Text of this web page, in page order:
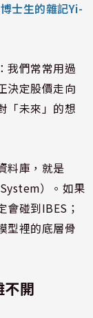
士生的雜記Yi-
我們常常用過
決定股價走向
「未來」的想
料庫，就是
）。如果
會碰到IBES；
型裡的底層骨
開